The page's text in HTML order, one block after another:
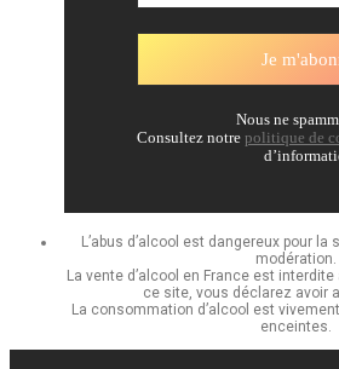
Nous ne
Consultez notre politique de
L’abus d’alcool est dangereux pour
modération.
La vente d’alcool en France est
ce site, vous déclarez avoir
La consommation d’alcool est
enceintes.